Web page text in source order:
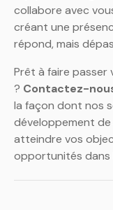
collabore avec
créant une
répond, mais
Prêt à faire passer
? Contactez-
la façon dont nos
développement
atteindre vos
opportunités dans